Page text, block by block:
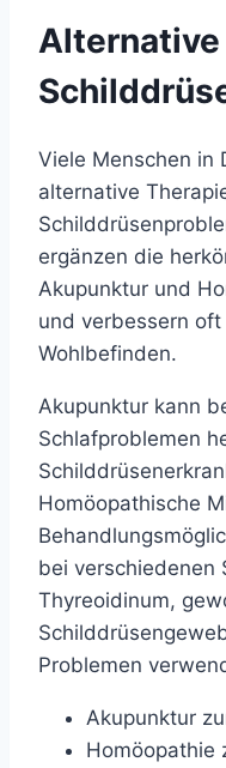
Alternative
Viele Menschen in
alternative
ergänzen die
Akupunktur und
und verbessern
Wohlbefinden.
Akupunktur kann
Schlafproblemen
Homöopathische
bei verschiedenen
Thyreoidinum,
Problemen
Akupunktur
Homöopathie